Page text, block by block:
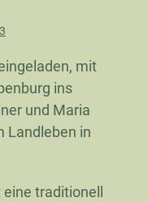
mit
ins
und Maria
Landleben in
traditionell